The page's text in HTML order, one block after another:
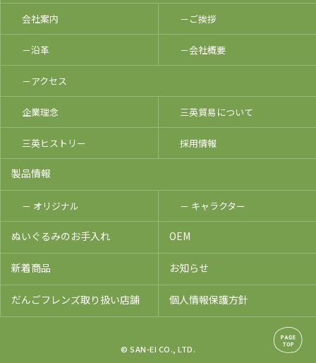
会社案内 －ご挨拶
－沿革 －会社概要
－アクセス
企業理念 三英貿易について
三英ヒストリー 採用情報
製品情報
－ オリジナル － キャラクター
ぬいぐるみのお手入れ OEM
新着商品 お知らせ
だんごフレンズ取り扱い店舗 個人情報保護方針
© SAN-EI CO., LTD.